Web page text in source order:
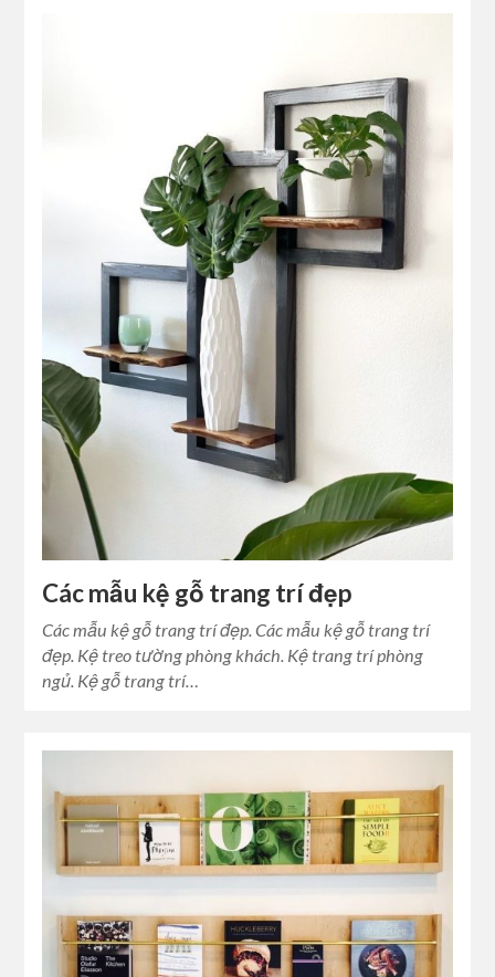
Các mẫu kệ gỗ trang trí đẹp
Các mẫu kệ gỗ trang trí đẹp. Các mẫu kệ gỗ trang trí
đẹp. Kệ treo tường phòng khách. Kệ trang trí phòng
ngủ. Kệ gỗ trang trí…